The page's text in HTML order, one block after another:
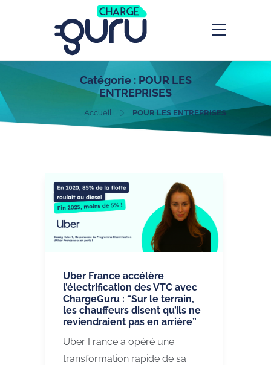
Catégorie : POUR LES
ENTREPRISES
Accueil POUR LES ENTREPRISES
Uber France accélère
l’électrification des VTC avec
ChargeGuru : “Sur le terrain,
les chauffeurs disent qu’ils ne
reviendraient pas en arrière”
Uber France a opéré une
transformation rapide de sa